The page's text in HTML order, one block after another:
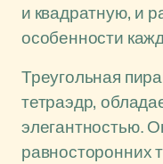
и квадратную, и
особенности
Треугольная
тетраэдр,
элегантностью.
равносторонних